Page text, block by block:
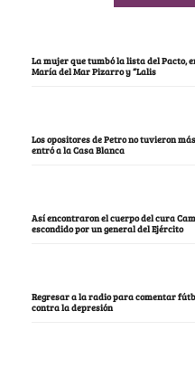
La mujer que tumbó la lista del Pacto,
María del Mar Pizarro y “Lalis
Los opositores de Petro no tuvieron
entró a la Casa Blanca
Así encontraron el cuerpo del cura
escondido por un general del Ejército
Regresar a la radio para comentar
contra la depresión